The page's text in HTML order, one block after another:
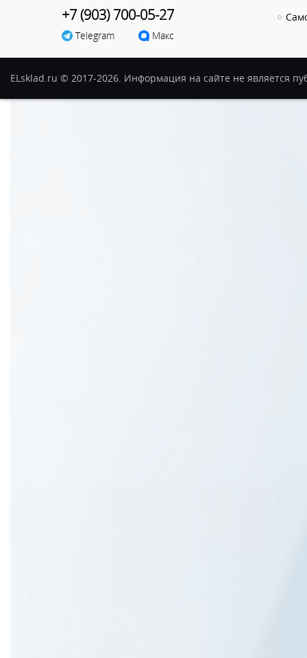
+7 (903) 700-05-27
Telegram Макс
ELsklad.ru © 2017-2026. Информация на сайте не является